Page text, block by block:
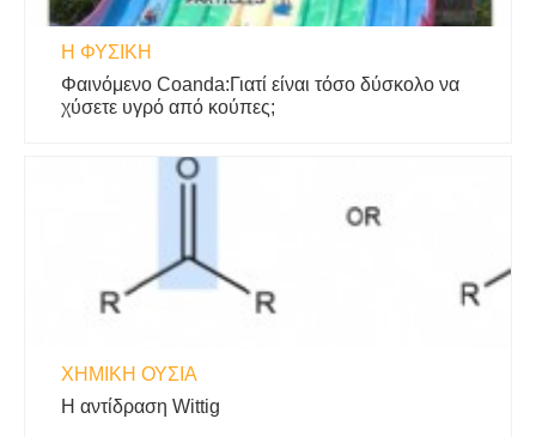
Η ΦΥΣΙΚΗ
Φαινόμενο Coanda:Γιατί είναι τόσο δύσκολο να
χύσετε υγρό από κούπες;
ΧΗΜΙΚΉ ΟΥΣΊΑ
Η αντίδραση Wittig